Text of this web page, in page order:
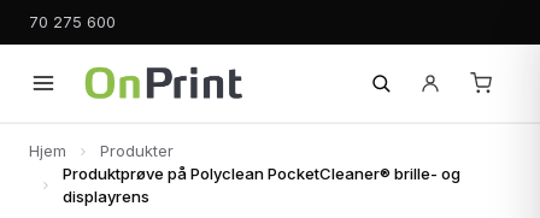
70 275 600
Hjem
Produkter
Produktprøve på Polyclean PocketCleaner® brille- og
displayrens